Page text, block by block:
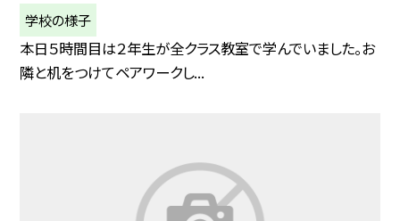
学校の様子
本日５時間目は２年生が全クラス教室で学んでいました。お
隣と机をつけてペアワークし...